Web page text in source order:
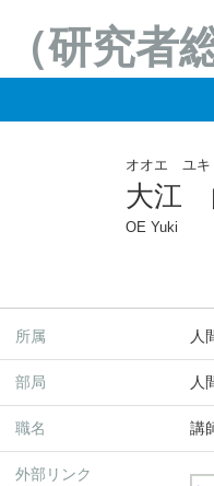
研究者総
オオエ ユキ
大江
OE Yuki
所属 人
部局 人
職名 講
外部リンク